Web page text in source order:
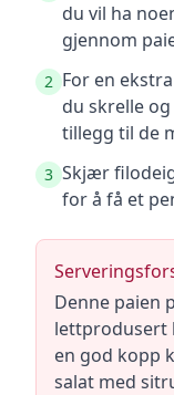
du vil ha
gjennom
2 For en
du skrelle
tillegg til de
3 Skjær
for å få et
Denne paien
lettprodusert
en god kopp
salat med